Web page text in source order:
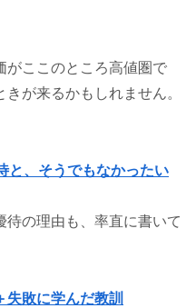
がここのところ高値圏で
が来るかもしれません。
と、そうでもなかったい
待の理由も、率直に書いて
敗に学んだ教訓